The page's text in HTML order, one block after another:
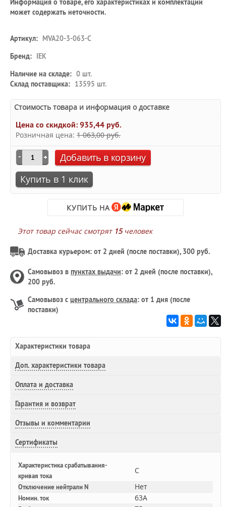
Информация о товаре, его характеристиках и комплектации
может содержать неточности.
Артикул: MVA20-3-063-C
Бренд: IEK
Наличие на складе: 0 шт.
Склад поставщика: 13595 шт.
Стоимость товара и информация о доставке
Цена со скидкой:935,44 руб.
Розничная цена: 1 063,00 руб.
Добавить в корзину
Купить в 1 клик
КУПИТЬ НА
Этот товар сейчас смотрят 15человек
Доставка курьером: от 2 дней (после поставки), 300 руб.
Самовывоз в пунктах выдачи: от 2 дней (после поставки),
200 руб.
Самовывоз с центрального склада: от 1 дня (после
поставки)
Характеристики товара
Доп. характеристики товара
Оплата и доставка
Гарантия и возврат
Отзывы и комментарии
Сертификаты
Характеристика срабатывания-
кривая тока
C
Отключение нейтрали N Нет
Номин. ток 63A